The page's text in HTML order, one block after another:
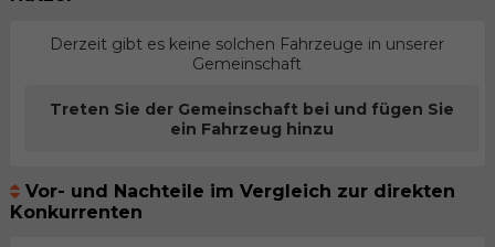
Derzeit gibt es keine solchen Fahrzeuge in unserer
Gemeinschaft
Treten Sie der Gemeinschaft bei und fügen Sie
ein Fahrzeug hinzu
Vor- und Nachteile im Vergleich zur direkten
Konkurrenten